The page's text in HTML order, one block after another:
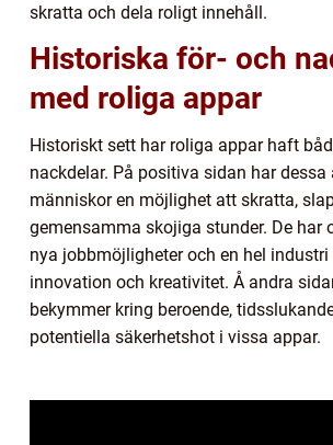
skratta och dela roligt innehåll.
Historiska för- och
med roliga appar
Historiskt sett har roliga appar haft
nackdelar. På positiva sidan har dessa
människor en möjlighet att skratta,
gemensamma skojiga stunder. De har
nya jobbmöjligheter och en hel
innovation och kreativitet. Å andra
bekymmer kring beroende,
potentiella säkerhetshot i vissa appar.